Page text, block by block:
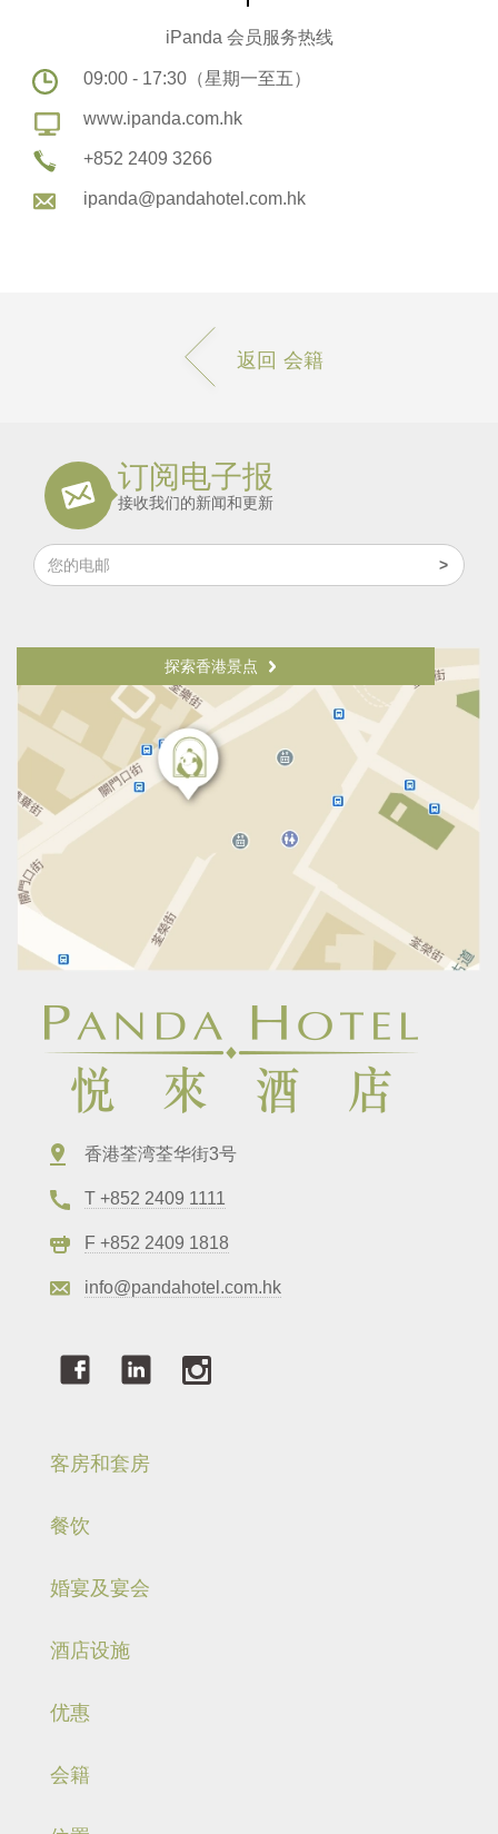
iPanda 会员服务热线
09:00 - 17:30（星期一至五）
www.ipanda.com.hk
+852 2409 3266
ipanda@pandahotel.com.hk
返回 会籍
订阅电子报
接收我们的新闻和更新
探索香港景点
香港荃湾荃华街3号
T +852 2409 1111
F +852 2409 1818
info@pandahotel.com.hk
客房和套房
餐饮
婚宴及宴会
酒店设施
优惠
会籍